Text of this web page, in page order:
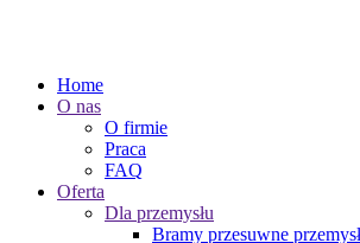
Home
O nas
O firmie
Praca
FAQ
Oferta
Dla przemysłu
Bramy przesuwne